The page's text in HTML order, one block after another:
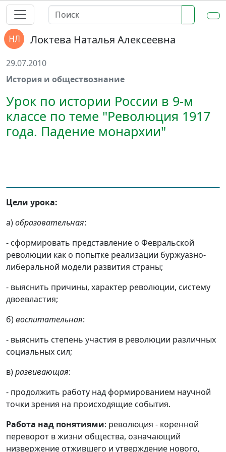
Локтева Наталья Алексеевна
29.07.2010
История и обществознание
Урок по истории России в 9-м
классе по теме "Революция 1917
года. Падение монархии"
Цели урока:
а)образовательная:
- сформировать представление о Февральской
революции как о попытке реализации буржуазно-
либеральной модели развития страны;
- выяснить причины, характер революции, систему
двоевластия;
б)воспитательная:
- выяснить степень участия в революции различных
социальных сил;
в)развивающая:
- продолжить работу над формированием научной
точки зрения на происходящие события.
Работа над понятиями: революция - коренной
переворот в жизни общества, означающий
низвержение отжившего и утверждение нового,